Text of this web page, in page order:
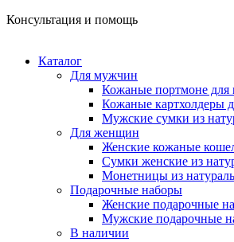
Консультация и помощь
Каталог
Для мужчин
Кожаные портмоне
Кожаные картхолдеры
Мужские сумки из
Для женщин
Женские кожаные
Сумки женские из
Монетницы из
Подарочные наборы
Женские подарочные
Мужские подарочные
В наличии